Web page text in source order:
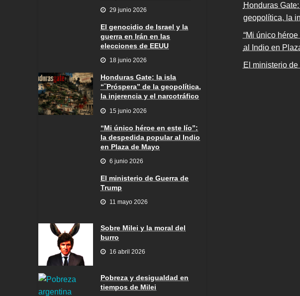
29 junio 2026
El genocidio de Israel y la
guerra en Irán en las
elecciones de EEUU
18 junio 2026
Honduras Gate: la isla
“¨Próspera” de la geopolítica,
la injerencia y el narcotráfico
15 junio 2026
“Mi único héroe en este lío”:
la despedida popular al Indio
en Plaza de Mayo
6 junio 2026
El ministerio de Guerra de
Trump
11 mayo 2026
Sobre Milei y la moral del
burro
16 abril 2026
Pobreza y desigualdad en
tiempos de Milei
Honduras
geopolítica, la
“Mi único
al Indio en
El ministerio